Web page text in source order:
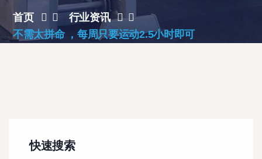
首页
行业资讯
不需太拼命 ，每周只要运动2.5小时即可
快速搜索